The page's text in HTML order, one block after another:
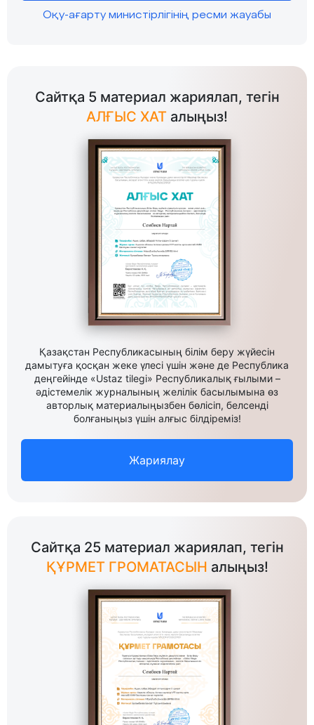
Оқу-ағарту министірлігінің ресми жауабы
Сайтқа 5 материал жариялап, тегін
АЛҒЫС ХАТ алыңыз!
Қазақстан Республикасының білім беру жүйесін
дамытуға қосқан жеке үлесі үшін және де Республика
деңгейінде «Ustaz tilegi» Республикалық ғылыми –
әдістемелік журналының желілік басылымына өз
авторлық материалыңызбен бөлісіп, белсенді
болғаныңыз үшін алғыс білдіреміз!
Жариялау
Сайтқа 25 материал жариялап, тегін
ҚҰРМЕТ ГРОМАТАСЫН алыңыз!